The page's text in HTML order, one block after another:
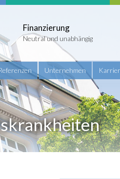
Finanzierung
Neutral und unabhängig
Unternehmen